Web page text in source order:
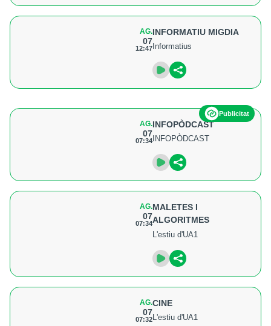
AG.
07
12:47
INFORMATIU MIGDIA
Informatius
Publicitat
AG.
07
07:34
INFOPÒDCAST
INFOPÒDCAST
AG.
07
07:34
MALETES I
ALGORITMES
L'estiu d'UA1
AG.
07
07:32
CINE
L'estiu d'UA1